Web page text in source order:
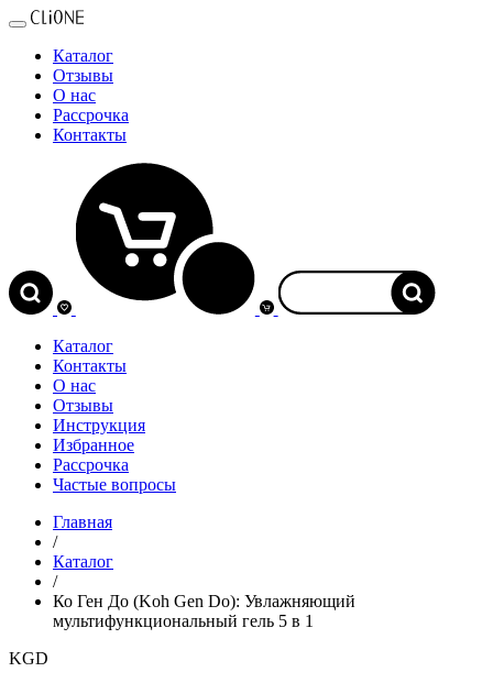
Каталог
Отзывы
О нас
Рассрочка
Контакты
Каталог
Контакты
О нас
Отзывы
Инструкция
Избранное
Рассрочка
Частые вопросы
Главная
/
Каталог
/
Ко Ген До (Koh Gen Do): Увлажняющий
мультифункциональный гель 5 в 1
KGD